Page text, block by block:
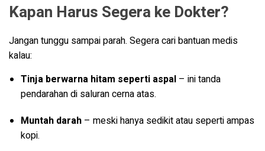
Kapan Harus Segera ke Dokter?
Jangan tunggu sampai parah. Segera cari bantuan medis
kalau:
Tinja berwarna hitam seperti aspal – ini tanda
pendarahan di saluran cerna atas.
Muntah darah – meski hanya sedikit atau seperti ampas
kopi.